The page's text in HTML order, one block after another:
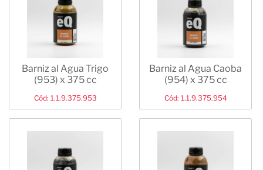
Barniz al Agua Trigo
(953) x 375 cc
Cód: 1.1.9.375.953
Barniz al Agua Caoba
(954) x 375 cc
Cód: 1.1.9.375.954